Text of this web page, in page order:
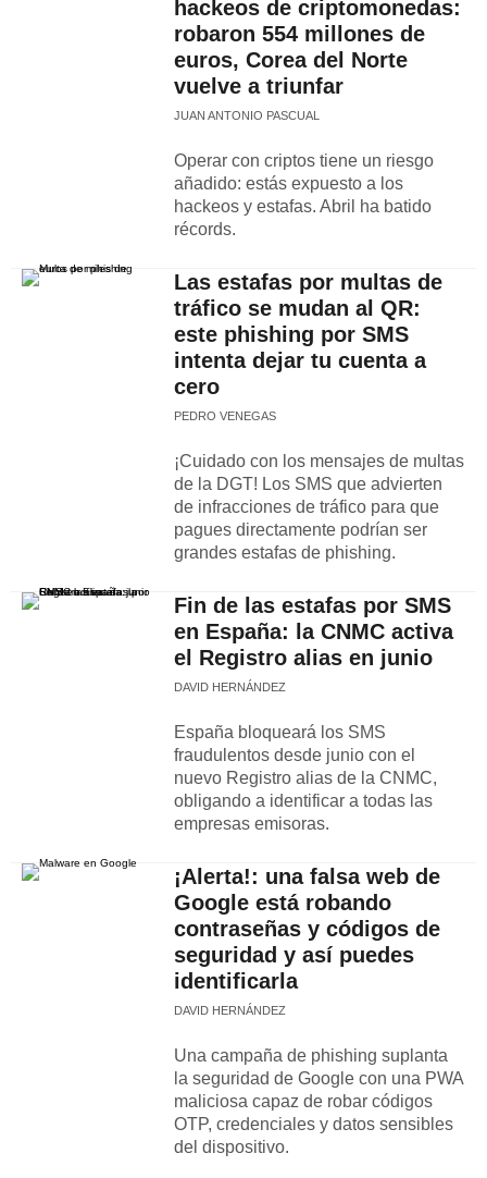
hackeos de criptomonedas:
robaron 554 millones de
euros, Corea del Norte
vuelve a triunfar
JUAN ANTONIO PASCUAL
Operar con criptos tiene un riesgo
añadido: estás expuesto a los
hackeos y estafas. Abril ha batido
récords.
Las estafas por multas de
tráfico se mudan al QR:
este phishing por SMS
intenta dejar tu cuenta a
cero
PEDRO VENEGAS
¡Cuidado con los mensajes de multas
de la DGT! Los SMS que advierten
de infracciones de tráfico para que
pagues directamente podrían ser
grandes estafas de phishing.
Fin de las estafas por SMS
en España: la CNMC activa
el Registro alias en junio
DAVID HERNÁNDEZ
España bloqueará los SMS
fraudulentos desde junio con el
nuevo Registro alias de la CNMC,
obligando a identificar a todas las
empresas emisoras.
¡Alerta!: una falsa web de
Google está robando
contraseñas y códigos de
seguridad y así puedes
identificarla
DAVID HERNÁNDEZ
Una campaña de phishing suplanta
la seguridad de Google con una PWA
maliciosa capaz de robar códigos
OTP, credenciales y datos sensibles
del dispositivo.